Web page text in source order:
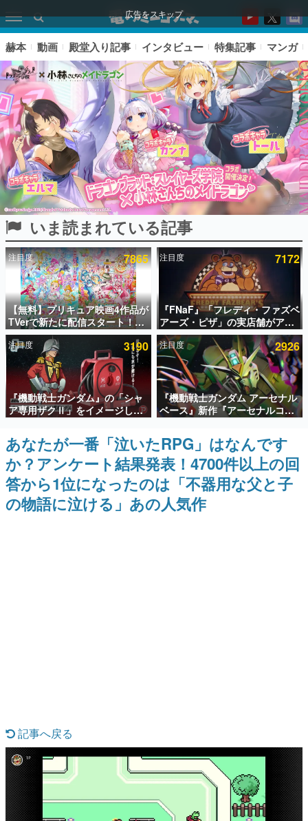
広告をスキップ
ピックアップ
電ファミのいま読まれている記事ランキング
アプリセール情報
インタビュー
連載・特集一覧
殿堂入り記事
SNS拡散数が数千以上！ ページビュー数万以上！ などな
ど。多くの人々に読まれた、電ファミ渾身の“殿堂入り”記
事をまとめました。
ゲームの企画書
名作ゲームクリエイターの方々に製作時のエピソードをお
聞きし、ヒットする企画（ゲーム）とは何か？を探ってい
きます。
赫本
この物語を解いてはいけない。『赫本』は、〈試験問題〉
なんでゲームは面白い？
ゲーム開発者・hamatsu氏がゲームの魅力を画面や操作の
具体的な形から解き明かしていく、硬派で骨太な評論連載
です。
赫本 動画 殿堂入り記事 インタビュー 特集記事 マンガ
いま読まれている記事
注目度 7865
【無料】プリキュア映画4作品が
TVerで新たに配信スタート！な
んと2018年～2024年の映画ほぼ
すべてが見放題に、ぶっちゃけ
ありえないラインナップ
注目度 7172
『FNaF』「フレディ・ファズベ
アーズ・ピザ」の実店舗がアメ
リカの商業施設「American
Dream」に2027年オープン！
ScottGamesとの共同開発、食
事だけでなくステージショーや
没入型のホラー体験も楽しめる
注目度 3190
『機動戦士ガンダム』の「シャ
ア専用ザクⅡ」をイメージした
散水ホースリールが予約開始。
本体にはシャアのパーソナルマ
ークやジオン公国軍のエンブレ
ム、型式番号などを配置
注目度 2926
『機動戦士ガンダム アーセナル
ベース』新作『アーセナルコマ
ンダー』発表！8月28日からオ
ープンベータテスト開催、2027
年2月下旬に稼働予定
あなたが一番「泣いたRPG」はなんです
か？アンケート結果発表！4700件以上の回
答から1位になったのは「不器用な父と子
の物語に泣ける」あの人気作
記事へ戻る